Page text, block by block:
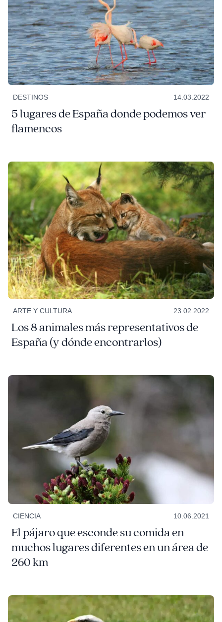
DESTINOS 14.03.2022
5 lugares de España donde podemos ver
flamencos
ARTE Y CULTURA 23.02.2022
Los 8 animales más representativos de
España (y dónde encontrarlos)
CIENCIA 10.06.2021
El pájaro que esconde su comida en
muchos lugares diferentes en un área de
260 km